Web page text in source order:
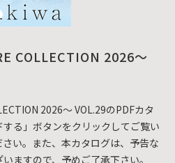
COLLECTION 2026～
2026～ VOL.29のPDFカタ
る」ボタンをクリックしてご覧い
い。また、本カタログは、予告な
ますので、予めご了承下さい。